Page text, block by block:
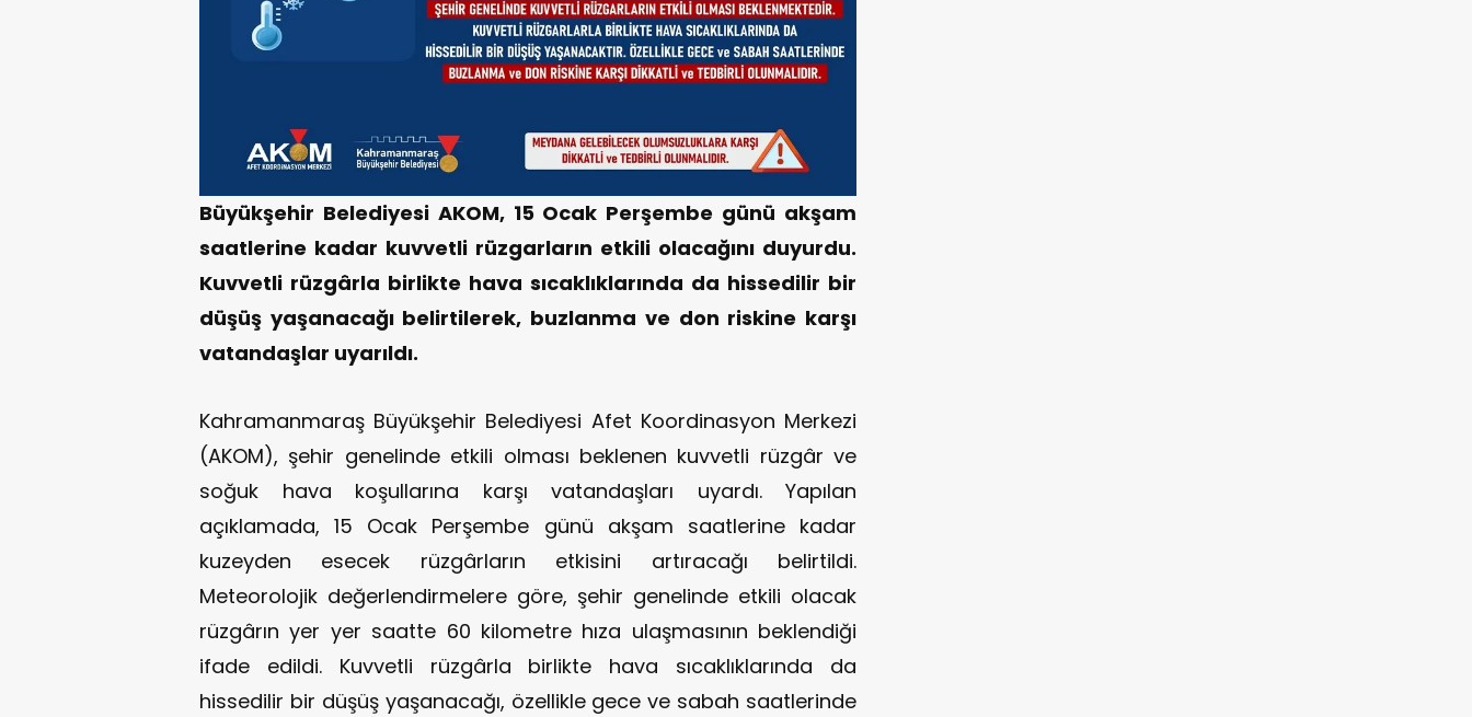
Büyükşehir Belediyesi AKOM, 15 Ocak Perşembe günü akşam
saatlerine kadar kuvvetli rüzgarların etkili olacağını duyurdu.
Kuvvetli rüzgârla birlikte hava sıcaklıklarında da hissedilir bir
düşüş yaşanacağı belirtilerek, buzlanma ve don riskine karşı
vatandaşlar uyarıldı.
Kahramanmaraş Büyükşehir Belediyesi Afet Koordinasyon Merkezi
(AKOM), şehir genelinde etkili olması beklenen kuvvetli rüzgâr ve
soğuk hava koşullarına karşı vatandaşları uyardı. Yapılan
açıklamada, 15 Ocak Perşembe günü akşam saatlerine kadar
kuzeyden esecek rüzgârların etkisini artıracağı belirtildi.
Meteorolojik değerlendirmelere göre, şehir genelinde etkili olacak
rüzgârın yer yer saatte 60 kilometre hıza ulaşmasının beklendiği
ifade edildi. Kuvvetli rüzgârla birlikte hava sıcaklıklarında da
hissedilir bir düşüş yaşanacağı, özellikle gece ve sabah saatlerinde